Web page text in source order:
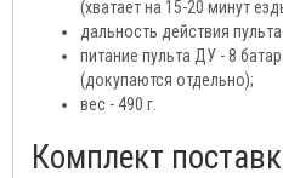
(хватает на 15-20 минут
дальность действия
питание пульта ДУ - 8
(докупаются отдельно);
вес - 490 г.
Комплект